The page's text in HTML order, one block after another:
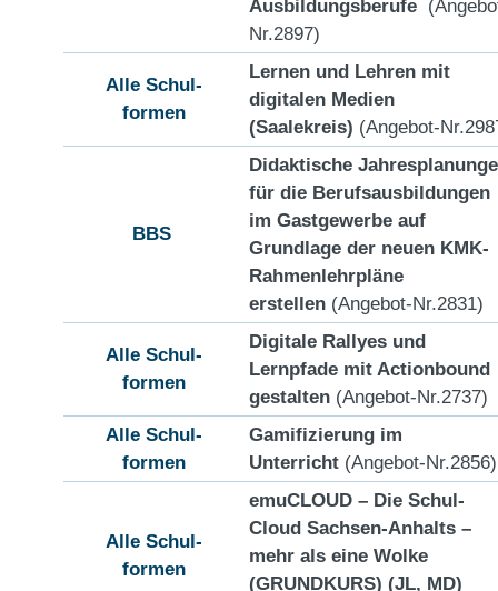
Ausbildungsberufe
Nr.2897)
Alle Schul-
formen
Lernen und Lehren mit
digitalen Medien
(Saalekreis) (Angebot-
BBS
Didaktische
für die Berufsausbildungen
im Gastgewerbe auf
Grundlage der neuen KMK-
Rahmenlehrpläne
erstellen (Angebot-Nr.2831)
Alle Schul-
formen
Digitale Rallyes und
Lernpfade mit Actionbound
gestalten (Angebot-Nr.2737)
Alle Schul-
formen
Gamifizierung im
Unterricht (Angebot-Nr.2856)
Alle Schul-
formen
emuCLOUD – Die Schul-
Cloud Sachsen-Anhalts –
mehr als eine Wolke
(GRUNDKURS) (JL, MD)